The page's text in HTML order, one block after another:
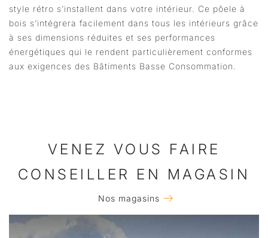
style rétro s’installent dans votre intérieur. Ce pôele à
bois s’intégrera facilement dans tous les intérieurs grâce
à ses dimensions réduites et ses performances
énergétiques qui le rendent particulièrement conformes
aux exigences des Bâtiments Basse Consommation.
VENEZ VOUS FAIRE
CONSEILLER EN MAGASIN
Nos magasins